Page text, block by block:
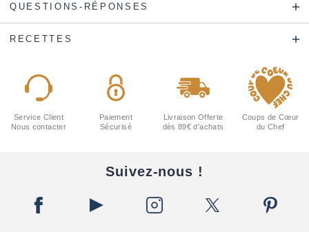
QUESTIONS-RÉPONSES
RECETTES
Service Client
Nous contacter
Paiement
Sécurisé
Livraison Offerte
dès 89€ d'achats
Coups de Cœur
du Chef
Suivez-nous !